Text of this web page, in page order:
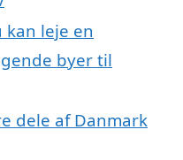
kan leje en
byer til
dele af Danmark